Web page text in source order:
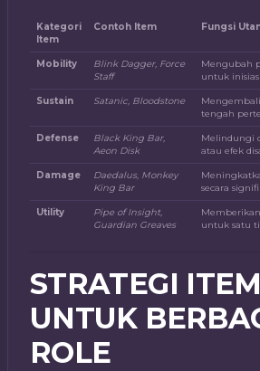
Kategori
Item
Contoh Item Fungsi
Mobility
Blink Dagger, Force
Staff
Mengubah
untuk
Sustain Satanic, Bloodstone
tengah
Defense
Black King Bar,
Aeon Disk
Melindungi
atau efek
Damage
Daedalus, Monkey
King Bar
secara
Utility
Pipe of Insight,
Guardian Greaves
untuk satu
STRATEGI
UNTUK
ROLE